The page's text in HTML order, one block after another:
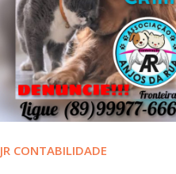
JR CONTABILIDADE